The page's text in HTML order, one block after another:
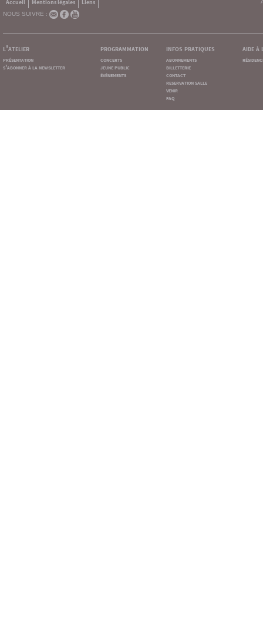
Accueil Mentions légales
Liens
NOUS SUIVRE :
l'atelier
présentation
s'abonner à la newsletter
programmation
concerts
jeune public
événements
infos pratiques
abonnements
billetterie
contact
reservation salle
venir
faq
aide